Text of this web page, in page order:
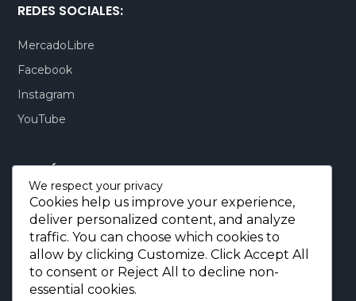
REDES SOCIALES:
MercadoLibre
Facebook
Instagram
YouTube
CONTÁCTENOS:
Quito-Ecuador:+593 99 803 7777
Llamadas: +593 99 803 7777
Miami-USA: +1 (872) 295 6069
E-mail.:info@borjaimportaciones.com
We respect your privacy
Cookies help us improve your experience,
deliver personalized content, and analyze
traffic. You can choose which cookies to
allow by clicking Customize. Click Accept All
to consent or Reject All
to decline non-
essential cookies.